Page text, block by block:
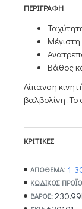
ΠΕΡΙΓΡΑΦΉ
Βάθος
Λίπανση
βαλβολίνη .Το
ΚΡΙΤΙΚΈΣ
ΑΠΟΘΕΜΑ: 1-
ΚΩΔΙΚΌΣ
ΒΆΡΟΣ: